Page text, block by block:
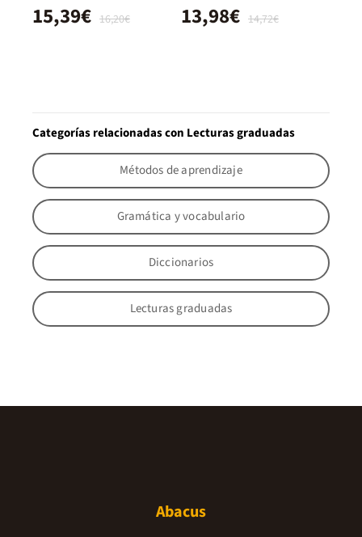
16,20€
15,39€ 14,72€
13,98€
Categorías relacionadas con Lecturas graduadas
Métodos de aprendizaje
Gramática y vocabulario
Diccionarios
Lecturas graduadas
Abacus